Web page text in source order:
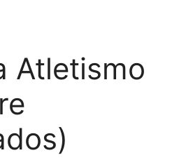
Atletismo